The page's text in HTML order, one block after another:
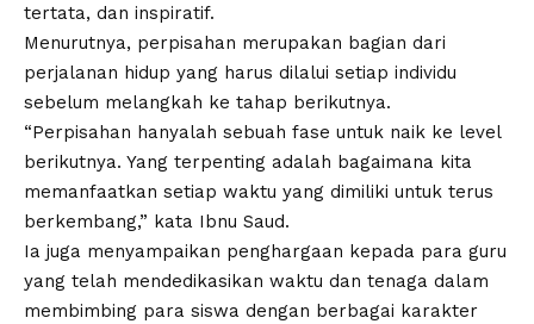
tertata, dan inspiratif.
Menurutnya, perpisahan merupakan bagian dari
perjalanan hidup yang harus dilalui setiap individu
sebelum melangkah ke tahap berikutnya.
“Perpisahan hanyalah sebuah fase untuk naik ke level
berikutnya. Yang terpenting adalah bagaimana kita
memanfaatkan setiap waktu yang dimiliki untuk terus
berkembang,” kata Ibnu Saud.
Ia juga menyampaikan penghargaan kepada para guru
yang telah mendedikasikan waktu dan tenaga dalam
membimbing para siswa dengan berbagai karakter